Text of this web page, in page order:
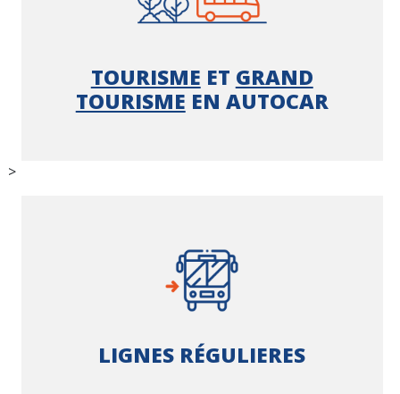
TOURISME ET GRAND
TOURISME EN AUTOCAR
>
LIGNES RÉGULIERES